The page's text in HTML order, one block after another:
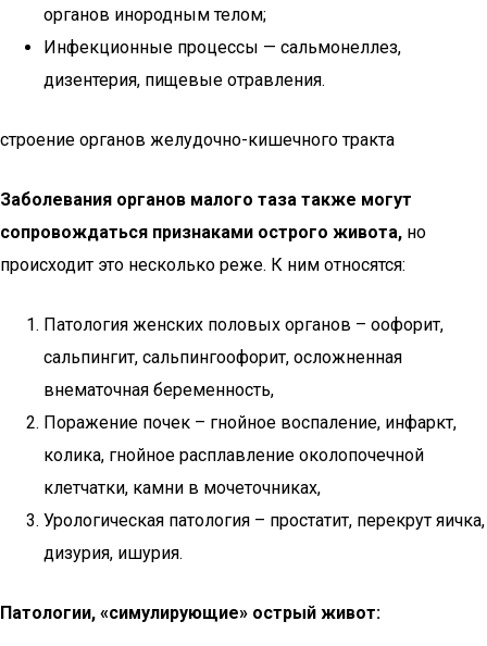
органов инородным телом;
Инфекционные процессы — сальмонеллез,
дизентерия, пищевые отравления.
строение органов желудочно-кишечного тракта
Заболевания органов малого таза также могут
сопровождаться признаками острого живота, но
происходит это несколько реже. К ним относятся:
Патология женских половых органов – оофорит,
сальпингит, сальпингоофорит, осложненная
внематочная беременность,
Поражение почек – гнойное воспаление, инфаркт,
колика, гнойное расплавление околопочечной
клетчатки, камни в мочеточниках,
Урологическая патология – простатит, перекрут яичка,
дизурия, ишурия.
Патологии, «симулирующие» острый живот: